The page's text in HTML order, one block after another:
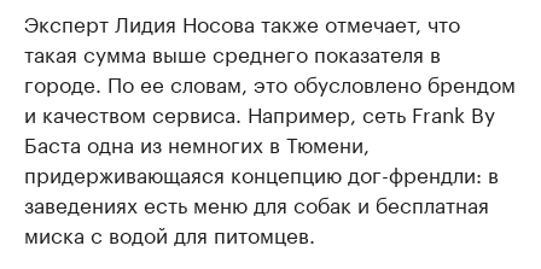
Эксперт Лидия Носова также отмечает, что
такая сумма выше среднего показателя в
городе. По ее словам, это обусловлено брендом
и качеством сервиса. Например, сеть Frank By
Баста одна из немногих в Тюмени,
придерживающаяся концепцию дог-френдли: в
заведениях есть меню для собак и бесплатная
миска с водой для питомцев.